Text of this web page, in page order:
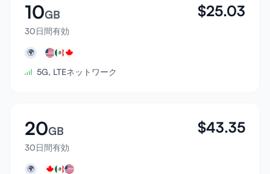
10GB
30日間有効
$25.03
🌍
5G, LTEネットワーク
20GB
30日間有効
$43.35
🌍